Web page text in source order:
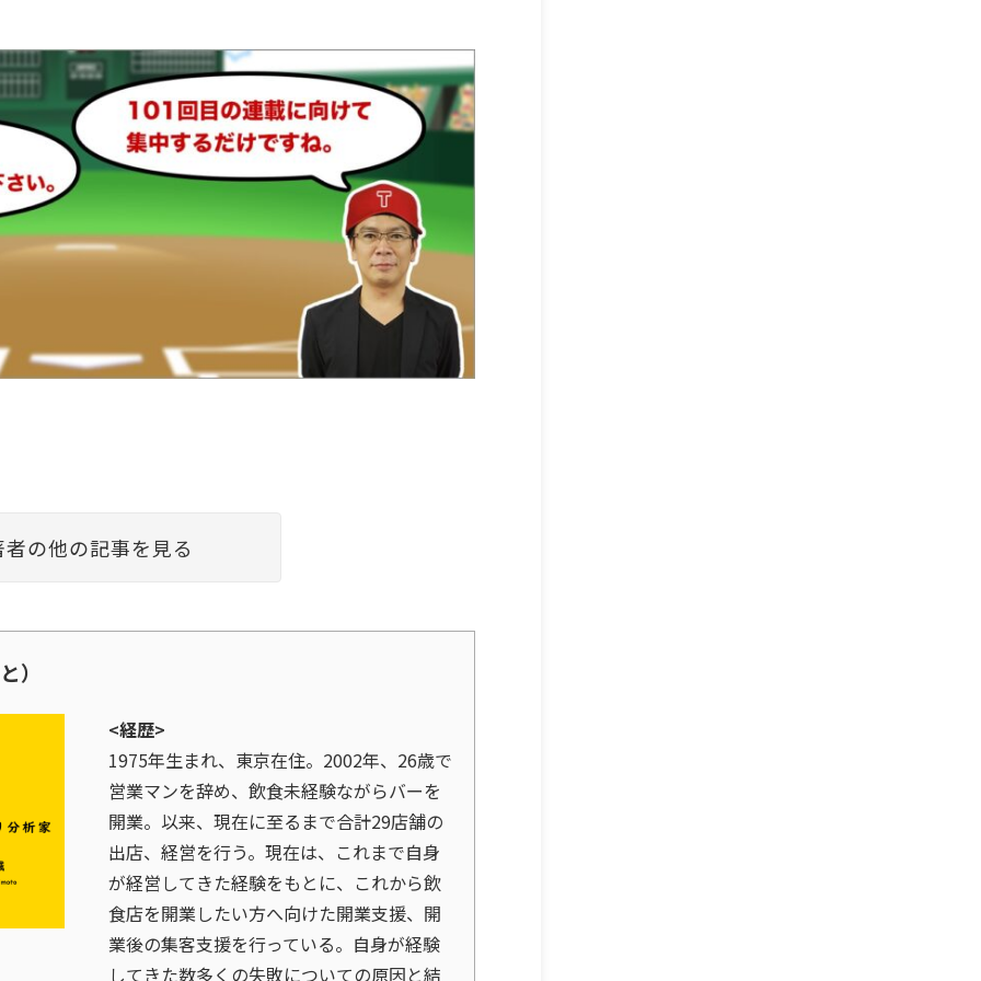
の他の記事を見る
）
<経歴>
1975年生まれ、東京在住。2002年、26歳で
営業マンを辞め、飲食未経験ながらバーを
開業。以来、現在に至るまで合計29店舗の
出店、経営を行う。現在は、これまで自身
が経営してきた経験をもとに、これから飲
食店を開業したい方へ向けた開業支援、開
業後の集客支援を行っている。自身が経験
してきた数多くの失敗についての原因と結